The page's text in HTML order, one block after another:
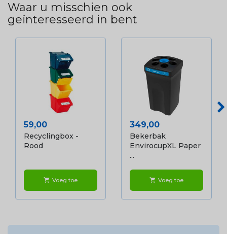
Waar u misschien ook
geïnteresseerd in bent
Prijs
59,00
Recyclingbox -
Rood
shopping_cart Voeg toe
Prijs
349,00
Bekerbak
EnvirocupXL Paper
...
shopping_cart Voeg toe